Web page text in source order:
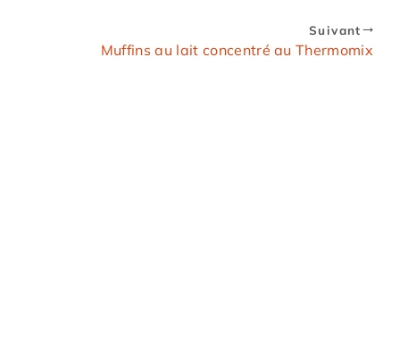
Suivant
Muffins au lait concentré au Thermomix